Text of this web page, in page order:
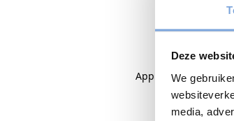
Deze
We
media,
Application error: a